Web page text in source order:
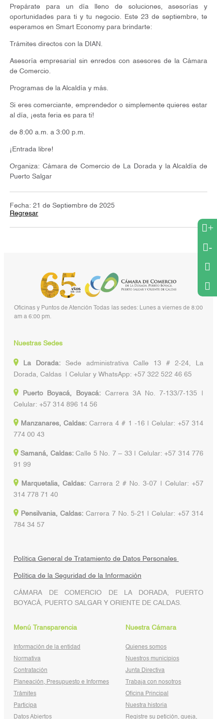
Prepárate para un día lleno de soluciones, asesorías y
oportunidades para ti y tu negocio. Este 23 de septiembre, te
esperamos en Smart Economy para brindarte:
Trámites directos con la DIAN.
Asesoría empresarial sin enredos con asesores de la Cámara
de Comercio.
Programas de la Alcaldía y más.
Si eres comerciante, emprendedor o simplemente quieres estar
al día, ¡esta feria es para ti!
de 8:00 a.m. a 3:00 p.m.
¡Entrada libre!
Organiza: Cámara de Comercio de La Dorada y la Alcaldía de
Puerto Salgar
Fecha: 21 de Septiembre de 2025
Regresar
+
-
Oficinas y Puntos de Atención Todas las sedes: Lunes a viernes de 8:00
am a 6:00 pm.
Nuestras Sedes
La Dorada:Sede administrativa Calle 13 # 2-24, La
Dorada, Caldas | Celular y WhatsApp: +57 322 522 46 65
Puerto Boyacá, Boyacá:Carrera 3A No. 7-133/7-135 |
Celular: +57 314 896 14 56
Manzanares, Caldas: Carrera 4 # 1 -16 | Celular: +57 314
774 00 43
Samaná, Caldas:Calle 5 No. 7 – 33 | Celular: +57 314 776
91 99
Marquetalia, Caldas: Carrera 2 # No. 3-07 | Celular: +57
314 778 71 40
Pensilvania, Caldas:Carrera 7 No. 5-21 | Celular: +57 314
784 34 57
Política General de Tratamiento de Datos Personales
Política de la Seguridad de la Información
CÁMARA DE COMERCIO DE LA DORADA, PUERTO
BOYACÁ, PUERTO SALGAR Y ORIENTE DE CALDAS.
Menú Transparencia
Información de la entidad
Normativa
Contratación
Planeación, Presupuesto e Informes
Trámites
Participa
Datos Abiertos
Nuestra Cámara
Quienes somos
Nuestros municipios
Junta Directiva
Trabaja con nosotros
Oficina Principal
Nuestra historia
Registre su petición, queja,